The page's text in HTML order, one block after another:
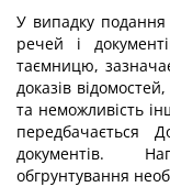
У випадку
речей і
таємницю,
доказів
та неможливість
передбачається
документів.
обгрунтування